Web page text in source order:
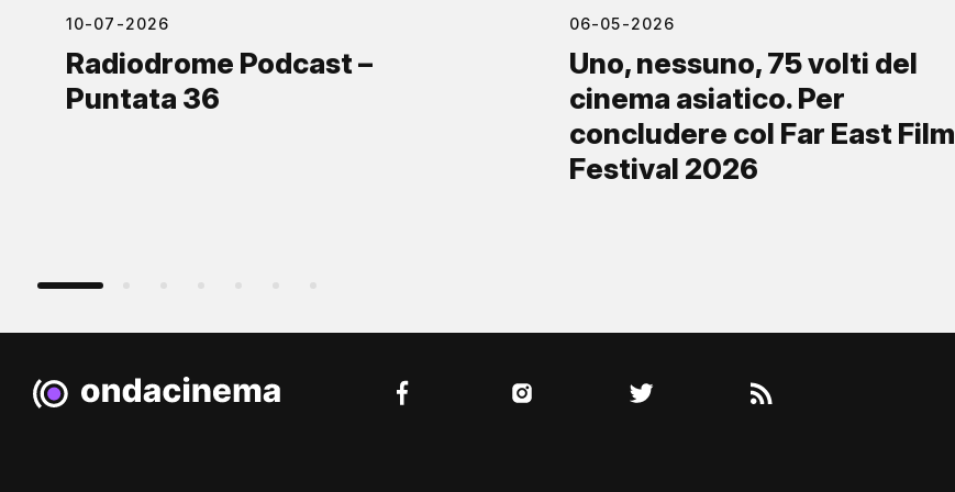
10-07-2026
Radiodrome Podcast –
Puntata 36
06-05-2026
Uno, nessuno, 75 volti del
cinema asiatico. Per
concludere col Far East Film
Festival 2026